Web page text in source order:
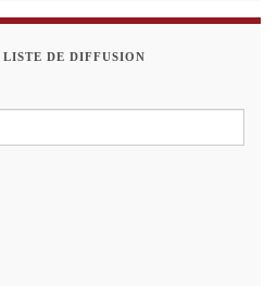
DE DIFFUSION